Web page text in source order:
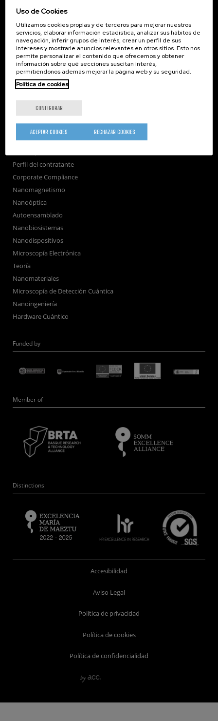
Subscribe to our Newsletter
nanoGUNE
Investigación
Transferencia
Formación
Sociedad
nanoPeople
Servicios externos
Seminarios
Únete
Perfil del contratante
Corporate Compliance
Nanomagnetismo
Nanoóptica
Autoensamblado
Nanobiosistemas
Nanodispositivos
Microscopía Electrónica
Teoría
Nanomateriales
Microscopía de Detección Cuántica
Nanoingeniería
Hardware Cuántico
Funded by
Member of
Distinctions
Accesibilidad
Aviso Legal
Política de privacidad
Política de cookies
Política de confidencialidad
Uso de Cookies
Utilizamos cookies propias y de terceros para mejorar nuestros
servicios, elaborar información estadística, analizar sus hábitos de
navegación, inferir grupos de interés, crear un perfil de sus
intereses y mostrarle anuncios relevantes en otros sitios. Esto nos
permite personalizar el contenido que ofrecemos y obtener
información sobre qué secciones suscitan interés,
permitiéndonos además mejorar la página web y su seguridad.
Política de cookies
CONFIGURAR
RECHAZAR COOKIES
ACEPTAR COOKIES